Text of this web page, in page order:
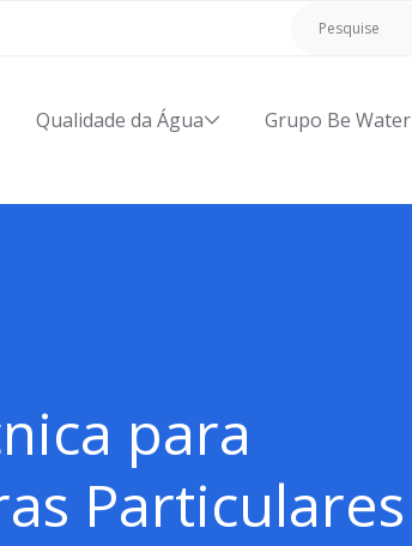
Qualidade da Água Grupo Be Water
para
Particulares